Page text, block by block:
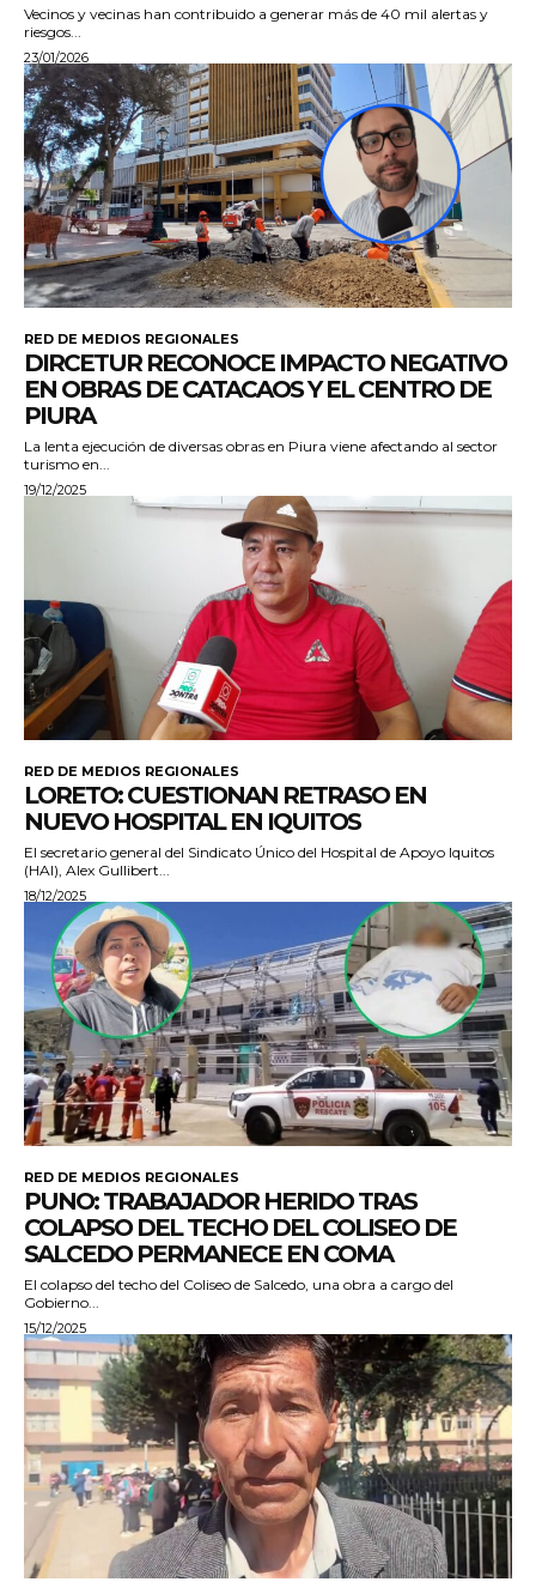
Vecinos y vecinas han contribuido a generar más de 40 mil alertas y
riesgos...
23/01/2026
RED DE MEDIOS REGIONALES
DIRCETUR RECONOCE IMPACTO NEGATIVO
EN OBRAS DE CATACAOS Y EL CENTRO DE
PIURA
La lenta ejecución de diversas obras en Piura viene afectando al sector
turismo en...
19/12/2025
RED DE MEDIOS REGIONALES
LORETO: CUESTIONAN RETRASO EN
NUEVO HOSPITAL EN IQUITOS
El secretario general del Sindicato Único del Hospital de Apoyo Iquitos
(HAI), Alex Gullibert...
18/12/2025
RED DE MEDIOS REGIONALES
PUNO: TRABAJADOR HERIDO TRAS
COLAPSO DEL TECHO DEL COLISEO DE
SALCEDO PERMANECE EN COMA
El colapso del techo del Coliseo de Salcedo, una obra a cargo del
Gobierno...
15/12/2025